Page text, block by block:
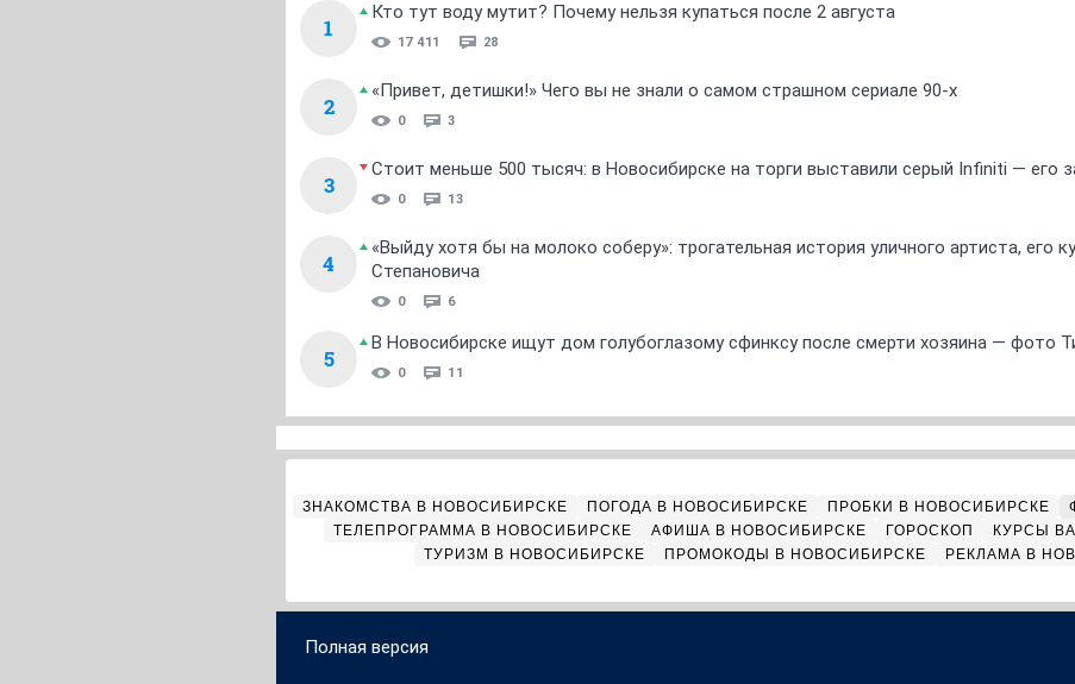
1
Кто тут воду мутит? Почему нельзя купаться после 2 августа
17 411 28
2
«Привет, детишки!» Чего вы не знали о самом страшном сериале 90-х
0 3
3
Стоит меньше 500 тысяч: в Новосибирске на торги выставили серый Infiniti — его
0 13
4
«Выйду хотя бы на молоко соберу»: трогательная история уличного артиста, его
Степановича
0 6
5
В Новосибирске ищут дом голубоглазому сфинксу после смерти хозяина — фото
0 11
ЗНАКОМСТВА В НОВОСИБИРСКЕ ПОГОДА В НОВОСИБИРСКЕ ПРОБКИ В НОВОСИБИРСКЕ
ТЕЛЕПРОГРАММА В НОВОСИБИРСКЕ
АФИША В НОВОСИБИРСКЕ ГОРОСКОП
КУРСЫ
ТУРИЗМ В НОВОСИБИРСКЕ
ПРОМОКОДЫ В НОВОСИБИРСКЕ РЕКЛАМА В
Полная версия